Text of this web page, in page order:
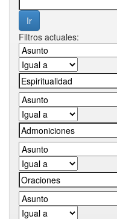
Filtros actuales: